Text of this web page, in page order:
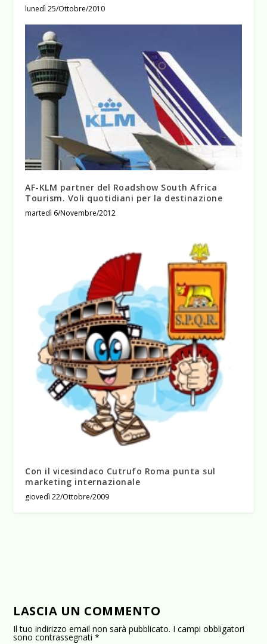
lunedì 25/Ottobre/2010
AF-KLM partner del Roadshow South Africa
Tourism. Voli quotidiani per la destinazione
martedì 6/Novembre/2012
Con il vicesindaco Cutrufo Roma punta sul
marketing internazionale
giovedì 22/Ottobre/2009
LASCIA UN COMMENTO
Il tuo indirizzo email non sarà pubblicato. I campi obbligatori
sono contrassegnati*